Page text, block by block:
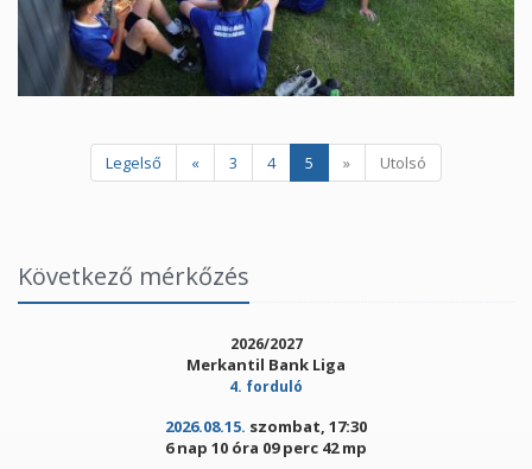
Legelső « 3 4 5 » Utolsó
Következő mérkőzés
2026/2027
Merkantil Bank Liga
4. forduló
2026.08.15. szombat, 17:30
6 nap 10 óra 09 perc 42 mp